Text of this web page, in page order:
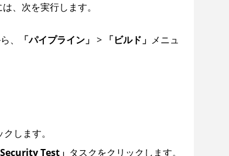
、次を実行します。
、
「パイプライン」 > 「ビルド」 メニュ
します。
Test」 タスクをクリックします。